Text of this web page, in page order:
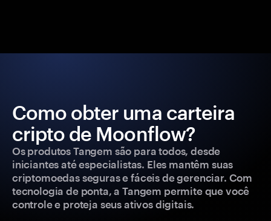
Como obter uma carteira
cripto de Moonflow?
Os produtos Tangem são para todos, desde
iniciantes até especialistas. Eles mantêm suas
criptomoedas seguras e fáceis de gerenciar. Com
tecnologia de ponta, a Tangem permite que você
controle e proteja seus ativos digitais.